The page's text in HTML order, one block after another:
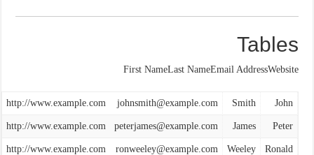
Tables
First NameLast NameEmail AddressWebsite
John
Smith
johnsmith@example.com
http://www.example.com
Peter
James
peterjames@example.com
http://www.example.com
Ronald
Weeley
ronweeley@example.com
http://www.example.com